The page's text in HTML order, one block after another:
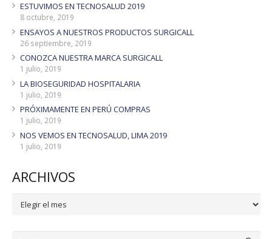
ESTUVIMOS EN TECNOSALUD 2019
8 octubre, 2019
ENSAYOS A NUESTROS PRODUCTOS SURGICALL
26 septiembre, 2019
CONOZCA NUESTRA MARCA SURGICALL
1 julio, 2019
LA BIOSEGURIDAD HOSPITALARIA
1 julio, 2019
PRÓXIMAMENTE EN PERÚ COMPRAS
1 julio, 2019
NOS VEMOS EN TECNOSALUD, LIMA 2019
1 julio, 2019
ARCHIVOS
ARCHIVOS